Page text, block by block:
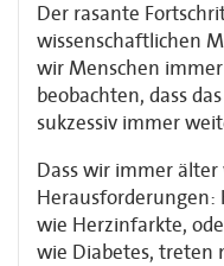
Der rasante
wissenschaftlichen
wir Menschen
beobachten, dass
sukzessiv immer
Dass wir immer
Herausforderungen:
wie Herzinfarkte,
wie Diabetes, treten